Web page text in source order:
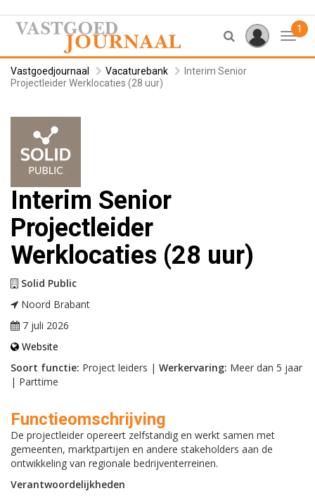
1
Vastgoedjournaal Vacaturebank
Interim Senior
Projectleider Werklocaties (28 uur)
Interim Senior
Projectleider
Werklocaties (28 uur)
Solid Public
Noord Brabant
7 juli 2026
Website
Soort functie: Project leiders | Werkervaring: Meer dan 5 jaar
| Parttime
Functieomschrijving
De projectleider opereert zelfstandig en werkt samen met
gemeenten, marktpartijen en andere stakeholders aan de
ontwikkeling van regionale bedrijventerreinen.
Verantwoordelijkheden